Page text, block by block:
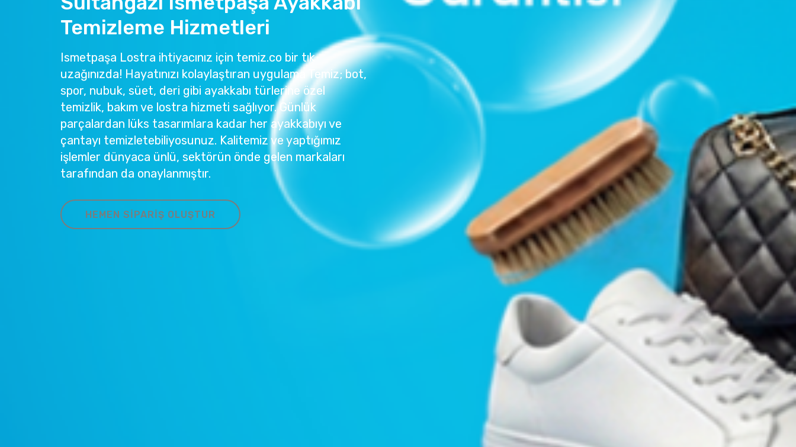
Temizleme Hizmetleri
Ismetpaşa Lostra ihtiyacınız için temiz.co bir tık
uzağınızda! Hayatınızı kolaylaştıran uygulama Temiz; bot,
spor, nubuk, süet, deri gibi ayakkabı türlerine özel
temizlik, bakım ve lostra hizmeti sağlıyor. Günlük
parçalardan lüks tasarımlara kadar her ayakkabıyı ve
çantayı temizletebiliyosunuz. Kalitemiz ve yaptığımız
işlemler dünyaca ünlü, sektörün önde gelen markaları
tarafından da onaylanmıştır.
HEMEN SIPARIŞ OLUŞTUR